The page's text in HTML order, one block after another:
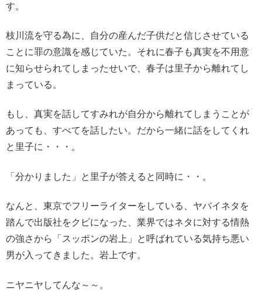
す。
枝川流を守る為に、自分の産んだ子供だと信じさせている
ことに罪の意識を感じていた。それに春子も真実を不用意
に知らせられてしまったせいで、春子は里子から離れてし
まっている。
もし、真実を話してすみれが自分から離れてしまうことが
あっても、すべてを話したい。だから一緒に話をしてくれ
と里子に・・・。
「分かりました」と里子が答えると同時に・・。
なんと、東京でフリーライターをしている、ヤバイネタを
踏んで出版社をクビになった、業界ではネタに対する情熱
の強さから「スッポンの岩上」と呼ばれている気持ち悪い
男が入ってきました。岩上です。
ニヤニヤしてんな～～。